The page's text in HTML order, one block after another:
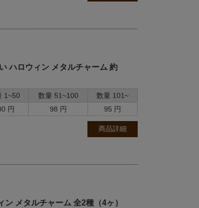
ハロウィン メタルチャーム 約
1~50 数量 51~100
数量 101~
円
98 円 95 円
商品詳細
メタルチャーム 全2種（4ヶ）